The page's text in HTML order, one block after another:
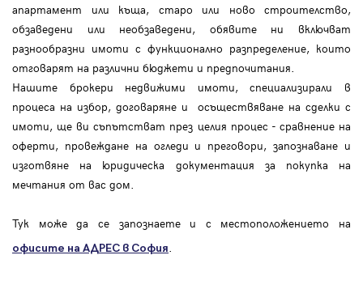
апартамент или къща, старо или ново строителство,
обзаведени или необзаведени, обявите ни включват
разнообразни имоти с функционално разпределение, които
отговарят на различни бюджети и предпочитания.
Нашите брокери недвижими имоти, специализирали в
процеса на избор, договаряне и осъществяване на сделки с
имоти, ще ви съпътстват през целия процес - сравнение на
оферти, провеждане на огледи и преговори, запознаване и
изготвяне на юридическа документация за покупка на
мечтания от вас дом.
Тук може да се запознаете и с местоположението на
офисите на АДРЕС в София